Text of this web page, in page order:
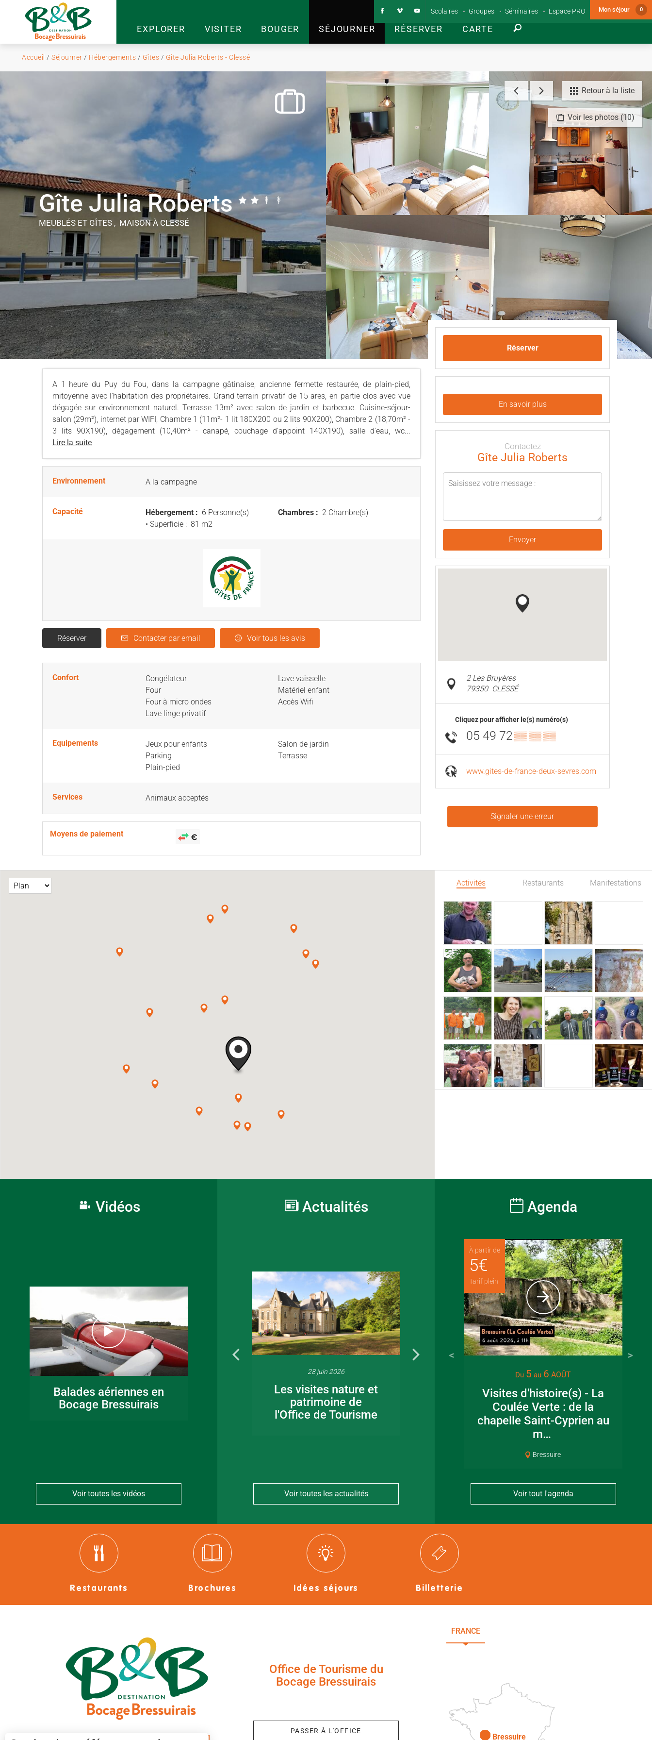
EXPLORER VISITER BOUGER SÉJOURNER RÉSERVER CARTE
Scolaires Groupes Séminaires Espace PRO Mon séjour 0
Accueil / Séjourner / Hébergements / Gîtes / Gîte Julia Roberts - Clessé
Voir les photos (10)
Retour à la liste
Gîte Julia Roberts
MEUBLÉS ET GÎTES , MAISONÀ CLESSÉ
A 1 heure du Puy du Fou, dans la campagne gâtinaise, ancienne fermette restaurée, de plain-pied,
mitoyenne avec l'habitation des propriétaires. Grand terrain privatif de 15 ares, en partie clos avec vue
dégagée sur environnement naturel. Terrasse 13m² avec salon de jardin et barbecue. Cuisine-séjour-
salon (29m²), internet par WIFI, Chambre 1 (11m²- 1 lit 180X200 ou 2 lits 90X200), Chambre 2 (18,70m² -
3 lits 90X190), dégagement (10,40m² - canapé, couchage d'appoint 140X190), salle d'eau, wc...
Lire la suite
Environnement A la campagne
Capacité Hébergement : 6 Personne(s)
• Superficie : 81 m2
Chambres : 2 Chambre(s)
Réserver Contacter par email Voir tous les avis
Confort
Congélateur
Four
Four à micro ondes
Lave linge privatif
Lave vaisselle
Matériel enfant
Accès Wifi
Equipements
Jeux pour enfants
Parking
Plain-pied
Salon de jardin
Terrasse
Services Animaux acceptés
Moyens de paiement
Réserver
En savoir plus
Contactez
Gîte Julia Roberts
Envoyer
2 Les Bruyères
79350 CLESSÉ
Cliquez pour afficher le(s) numéro(s)
05 49 72▒▒ ▒▒ ▒▒
www.gites-de-france-deux-sevres.com
Signaler une erreur
Activités Restaurants Manifestations
Vidéos
Balades aériennes en
Bocage Bressuirais
Voir toutes les vidéos
Actualités
16 juin 2026
Fête de la musique
en Bocage
28 juin 2026
Les visites nature et
patrimoine de
l'Office de Tourisme
Visite guidée en
canoë en Bocage
Bressuirais
Fête de la
Voir toutes les actualités
Agenda
À partir de
5€
Tarif plein
Du 5 au 6 AOÛT
Visites d'histoire(s) - La
Coulée Verte : de la
chapelle Saint-Cyprien au
m…
Bressuire
Voir tout l'agenda
Restaurants Brochures Idées séjours Billetterie
Office de Tourisme du
Bocage Bressuirais
PASSER À L'OFFICE
FRANCE
Bressuire